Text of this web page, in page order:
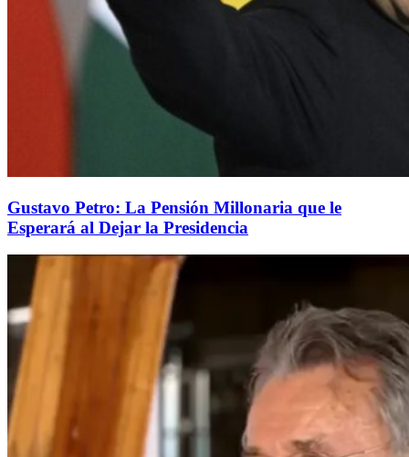
Gustavo Petro: La Pensión Millonaria que le
Esperará al Dejar la Presidencia